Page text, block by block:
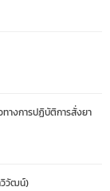
ทางการปฏิบัติการสั่งยา
วิวัฒน์)